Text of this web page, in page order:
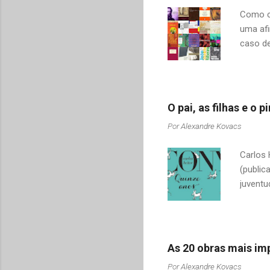
r
i
o
s
Como
uma
caso
o
tais
citar
O pai, as filhas e o
PorAlexandre Kovacs
Carlos
filhas
vida,
da
As 20 obras mais
PorAlexandre Kovacs